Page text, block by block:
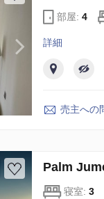
部屋: 4
詳細
売主への
Palm
寝室: 3